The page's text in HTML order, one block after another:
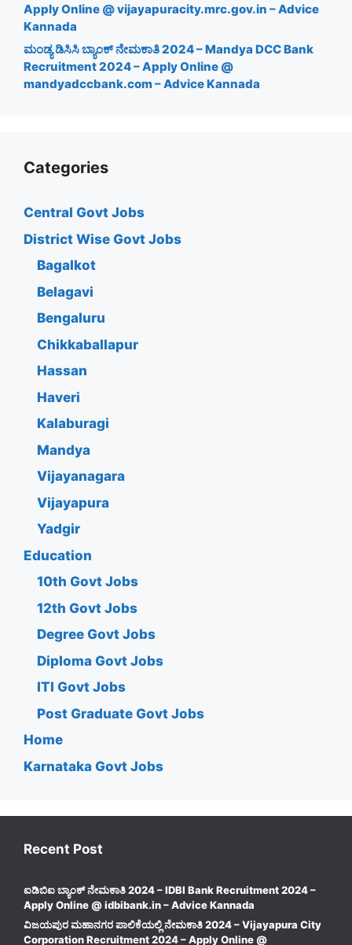
Apply Online @ vijayapuracity.mrc.gov.in – Advice
Kannada
ಮಂಡ್ಯ ಡಿಸಿಸಿ ಬ್ಯಾಂಕ್ ನೇಮಕಾತಿ 2024 – Mandya DCC Bank
Recruitment 2024 – Apply Online @
mandyadccbank.com – Advice Kannada
Categories
Central Govt Jobs
District Wise Govt Jobs
Bagalkot
Belagavi
Bengaluru
Chikkaballapur
Hassan
Haveri
Kalaburagi
Mandya
Vijayanagara
Vijayapura
Yadgir
Education
10th Govt Jobs
12th Govt Jobs
Degree Govt Jobs
Diploma Govt Jobs
ITI Govt Jobs
Post Graduate Govt Jobs
Home
Karnataka Govt Jobs
Recent Post
ಐಡಿಬಿಐ ಬ್ಯಾಂಕ್ ನೇಮಕಾತಿ 2024 – IDBI Bank Recruitment 2024 –
Apply Online @ idbibank.in – Advice Kannada
ವಿಜಯಪುರ ಮಹಾನಗರ ಪಾಲಿಕೆಯಲ್ಲಿ ನೇಮಕಾತಿ 2024 – Vijayapura City
Corporation Recruitment 2024 – Apply Online @